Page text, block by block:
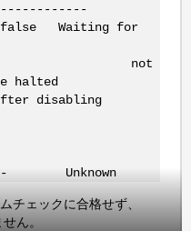
false Waiting for
halted
01 - Unknown
チェックに合格せず、
ん。